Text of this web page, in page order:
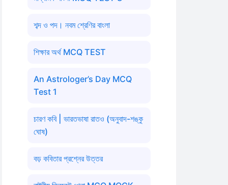
শব্দ ও পদ। নবম শ্রেণির বাংলা
শিক্ষার অর্থ MCQ TEST
An Astrologer’s Day MCQ
Test 1
চারণ কবি | ভারতভাষা রাতও (অনুবাদ-শঙ্কু
ঘোষ)
বড় কবিতার প্রশ্নের উত্তর